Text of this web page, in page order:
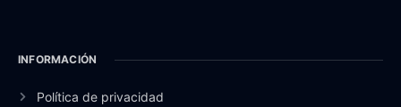
INFORMACIÓN
Política de privacidad